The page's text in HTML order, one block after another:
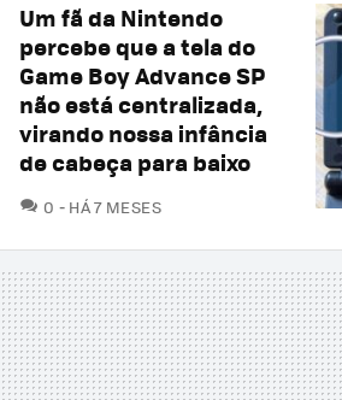
Um fã da Nintendo
percebe que a tela do
Game Boy Advance SP
não está centralizada,
virando nossa infância
de cabeça para baixo
0 COMENTÁRIOS
HÁ 7 MESES